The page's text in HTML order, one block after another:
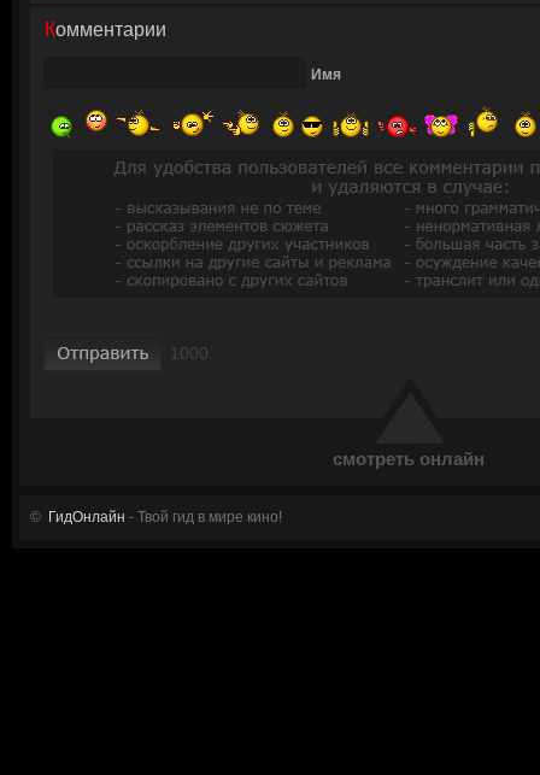
смотреть онлайн
Комментарии
Имя
© ГидОнлайн - Твой гид в мире кино!